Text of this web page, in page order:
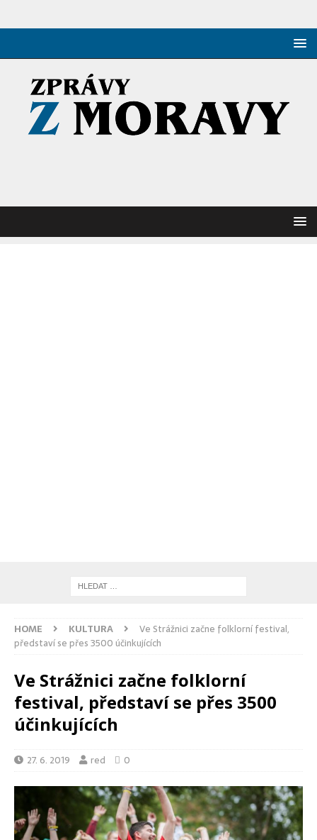
HOME KULTURA
Ve Strážnici začne folklorní festival,
představí se přes 3500 účinkujících
Ve Strážnici začne folklorní
festival, představí se přes 3500
účinkujících
27. 6. 2019 red 0